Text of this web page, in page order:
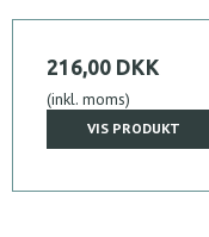
216,00 DKK
(inkl. moms)
VIS PRODUKT